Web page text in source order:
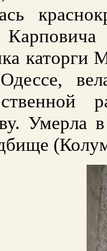
каторги
вела
Умерла